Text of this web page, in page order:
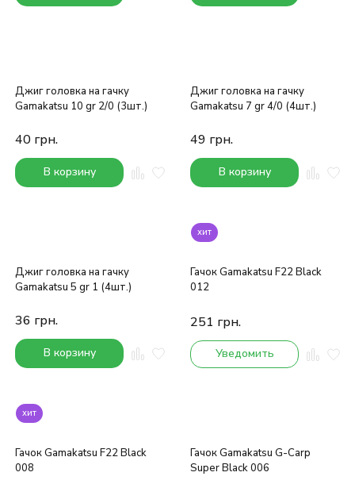
Джиг головка на гачку
Gamakatsu 10 gr 2/0 (3шт.)
40 грн.
В корзину
Джиг головка на гачку
Gamakatsu 7 gr 4/0 (4шт.)
49 грн.
В корзину
Джиг головка на гачку
Gamakatsu 5 gr 1 (4шт.)
36 грн.
В корзину
хит
Гачок Gamakatsu F22 Black
012
251 грн.
Уведомить
хит
Гачок Gamakatsu F22 Black
008
Гачок Gamakatsu G-Carp
Super Black 006